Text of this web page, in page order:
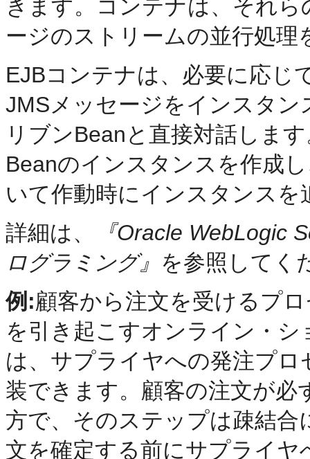
きます。コンテナは、それ
ージのストリームの並行処理
EJBコンテナは、必要に応じ
JMSメッセージをインスタ
リブンBeanと直接対話しま
Beanのインスタンスを作成
いて作動時にインスタンス
詳細は、
『Oracle WebLogic
ログラミング』 を参照してく
例:顧客から注文を受けるプ
を引き起こすオンライン・
は、サプライヤへの発注プ
装できます。顧客の注文が
方で、そのステップは疎結
文を確定する前にサプライ